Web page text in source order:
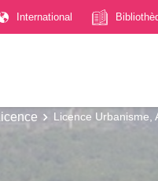
International
Licence Urbanisme,